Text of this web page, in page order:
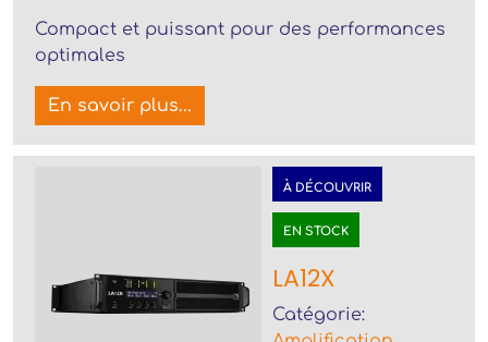
Compact et puissant pour des performances
optimales
En savoir plus...
À DÉCOUVRIR
EN STOCK
LA12X
Catégorie: